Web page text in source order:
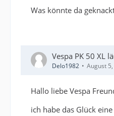
Was könnte da
Vespa PK 50 XL
Delo1982 August
Hallo liebe Vespa
ich habe das Glück